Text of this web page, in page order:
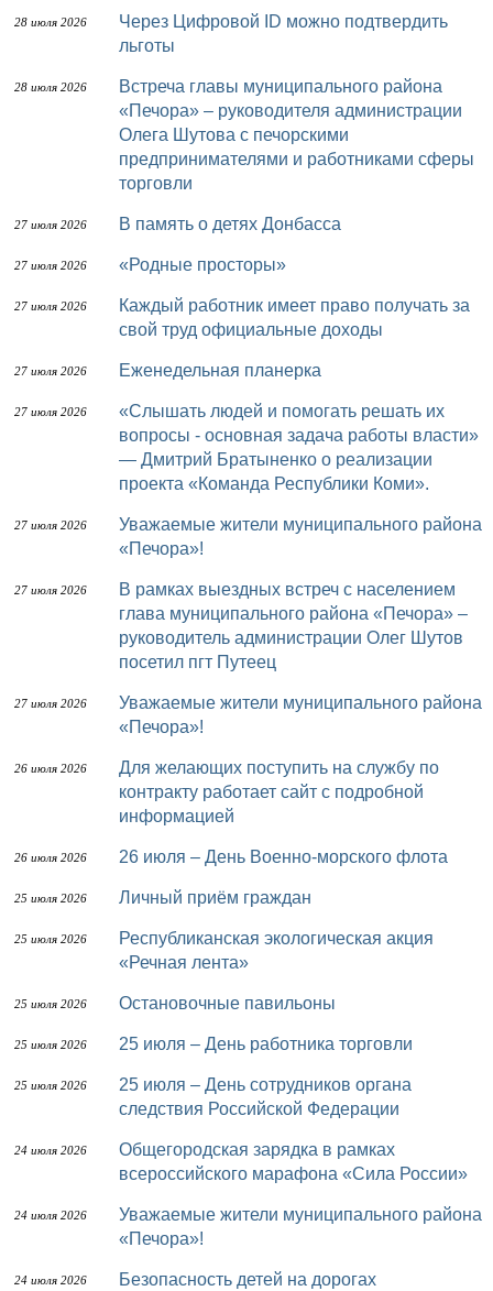
28 июля 2026
Через Цифровой ID можно подтвердить
льготы
28 июля 2026
Встреча главы муниципального района
«Печора» – руководителя администрации
Олега Шутова с печорскими
предпринимателями и работниками сферы
торговли
27 июля 2026 В память о детях Донбасса
27 июля 2026 «Родные просторы»
27 июля 2026
Каждый работник имеет право получать за
свой труд официальные доходы
27 июля 2026 Еженедельная планерка
27 июля 2026
«Слышать людей и помогать решать их
вопросы - основная задача работы власти»
— Дмитрий Братыненко о реализации
проекта «Команда Республики Коми».
27 июля 2026
Уважаемые жители муниципального района
«Печора»!
27 июля 2026
В рамках выездных встреч с населением
глава муниципального района «Печора» –
руководитель администрации Олег Шутов
посетил пгт Путеец
27 июля 2026
Уважаемые жители муниципального района
«Печора»!
26 июля 2026
Для желающих поступить на службу по
контракту работает сайт с подробной
информацией
26 июля 2026 26 июля – День Военно-морского флота
25 июля 2026 Личный приём граждан
25 июля 2026
Республиканская экологическая акция
«Речная лента»
25 июля 2026 Остановочные павильоны
25 июля 2026 25 июля – День работника торговли
25 июля 2026
25 июля – День сотрудников органа
следствия Российской Федерации
24 июля 2026
Общегородская зарядка в рамках
всероссийского марафона «Сила России»
24 июля 2026
Уважаемые жители муниципального района
«Печора»!
24 июля 2026 Безопасность детей на дорогах